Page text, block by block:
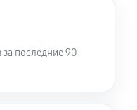
реле
выключателя
последние 90